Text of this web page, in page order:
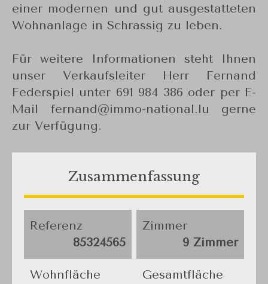
einer modernen und gut ausgestatteten
Wohnanlage in Schrassig zu leben.
Für weitere Informationen steht Ihnen
unser Verkaufsleiter Herr Fernand
Federspiel unter 691 984 386 oder per E-
Mail fernand@immo-national.lu gerne
zur Verfügung.
Zusammenfassung
Referenz
85324565
Zimmer
9 Zimmer
Wohnfläche
Gesamtfläche